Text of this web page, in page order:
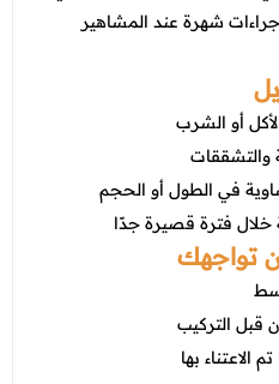
شهرة عند المشاهير
أو الشرب
في الطول أو الحجم
فترة قصيرة جدًا
تواجهك
قبل التركيب
بها